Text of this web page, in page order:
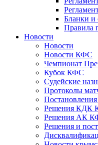
Бланки и
Правила
Новости
Новости
Новости КФС
Чемпионат
Кубок КФС
Судейские
Протоколы
Решения КДК
Решения АК
Решения и